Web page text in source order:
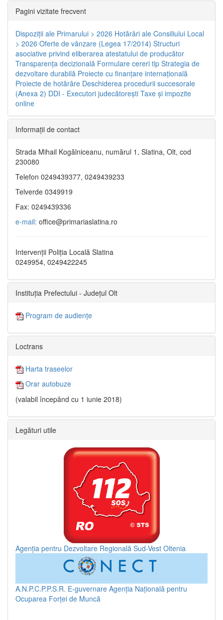
Pagini vizitate frecvent
Dispoziţii ale Primarului > 2026 Hotărâri ale Consiliului Local
> 2026 Oferte de vânzare (Legea 17/2014) Structuri
asociative privind eliberarea atestatului de producător
Transparenţa decizională Formulare cereri tip Strategia de
dezvoltare durabilă Proiecte cu finanţare internaţională
Proiecte de hotărâre Deschiderea procedurii succesorale
(Anexa 2) DDI - Executori judecătorești Taxe şi impozite
online
Informaţii de contact
Strada Mihail Kogălniceanu, numărul 1, Slatina, Olt, cod
230080
Telefon 0249439377, 0249439233
Telverde 0349919
Fax: 0249439336
e-mail: office@primariaslatina.ro
Intervenții Poliția Locală Slatina
0249954, 0249422245
Instituția Prefectului - Județul Olt
Program de audiențe
Loctrans
Harta traseelor
Orar autobuze
(valabil începând cu 1 iunie 2018)
Legături utile
Agenția pentru Dezvoltare Regională Sud-Vest Oltenia
A.N.P.C.P.P.S.R. E-guvernare Agenția Națională pentru
Ocuparea Forței de Muncă